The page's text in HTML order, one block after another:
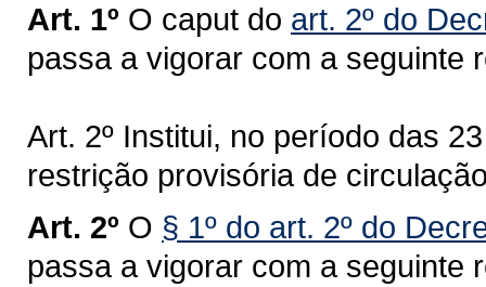
Art. 1º O caput do art. 2º do
passa a vigorar com a seguinte
Art. 2º Institui, no período das
restrição provisória de
Art. 2º O § 1º do art. 2º do
passa a vigorar com a seguinte